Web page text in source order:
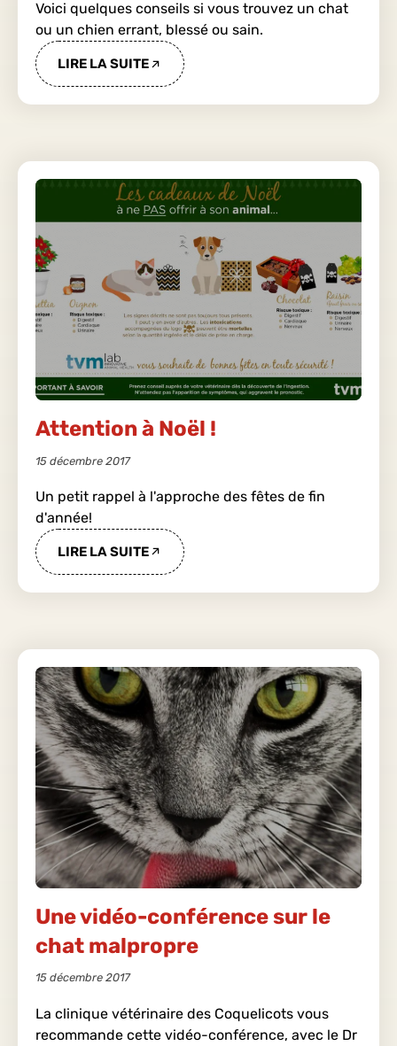
Voici quelques conseils si vous trouvez un chat
ou un chien errant, blessé ou sain.
LIRE LA SUITE
Attention à Noël !
15 décembre 2017
Un petit rappel à l'approche des fêtes de fin
d'année!
LIRE LA SUITE
Une vidéo-conférence sur le
chat malpropre
15 décembre 2017
La clinique vétérinaire des Coquelicots vous
recommande cette vidéo-conférence, avec le Dr